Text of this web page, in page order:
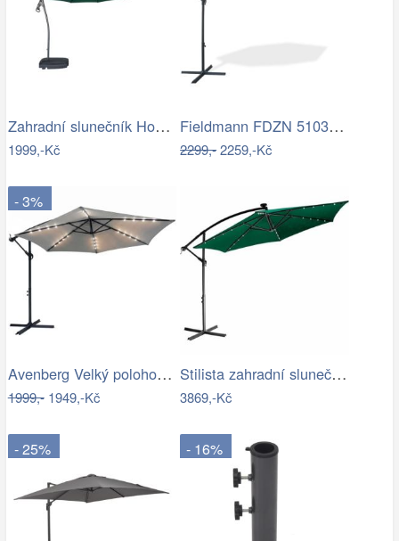
Zahradní slunečník Houseland Vortexa…
1999,-Kč
Fieldmann FDZN 5103 boční slunečník,…
2299,-2259,-Kč
- 3%
Avenberg Velký polohovatelný slunečník…
1999,-1949,-Kč
Stilista zahradní slunečník 350 cm…
3869,-Kč
- 25% - 16%